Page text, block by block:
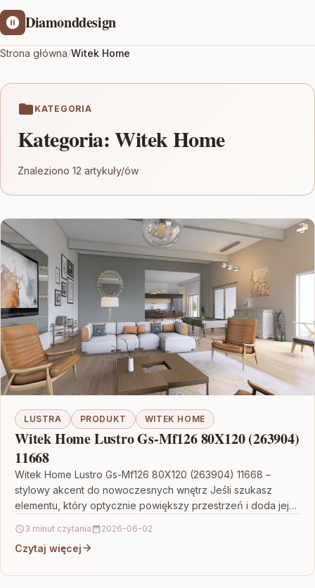
Diamonddesign
Strona główna/Witek Home
KATEGORIA
Kategoria:Witek Home
Znaleziono 12 artykuły/ów
LUSTRA PRODUKT WITEK HOME
Witek Home Lustro Gs-Mf126 80X120 (263904)
11668
Witek Home Lustro Gs-Mf126 80X120 (263904) 11668 –
stylowy akcent do nowoczesnych wnętrz Jeśli szukasz
elementu, który optycznie powiększy przestrzeń i doda jej
3 minut czytania 2026-06-02
Czytaj więcej